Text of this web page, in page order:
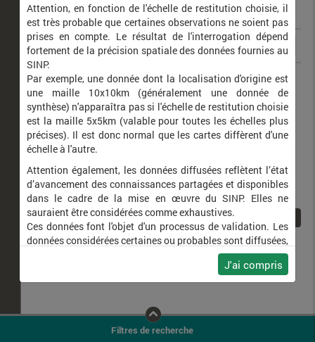
Nom latin Nom vernaculaire
Euclidia mi Mi (Le)
Filtres de recherche
Attention, en fonction de l'échelle de restitution choisie, il
est très probable que certaines observations ne soient pas
prises en compte. Le résultat de l'interrogation dépend
fortement de la précision spatiale des données fournies au
SINP.
Par exemple, une donnée dont la localisation d'origine est
une maille 10x10km (généralement une donnée de
synthèse) n'apparaîtra pas si l'échelle de restitution choisie
est la maille 5x5km (valable pour toutes les échelles plus
précises). Il est donc normal que les cartes diffèrent d'une
échelle à l'autre.
Attention également, les données diffusées reflètent l’état
d’avancement des connaissances partagées et disponibles
dans le cadre de la mise en œuvre du SINP. Elles ne
sauraient être considérées comme exhaustives.
Ces données font l'objet d'un processus de validation. Les
données considérées certaines ou probables sont diffusées,
ainsi que celles pour lesquelles la méthode n'est pas
J'ai compris